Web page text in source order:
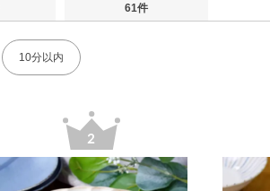
61件
10分以内